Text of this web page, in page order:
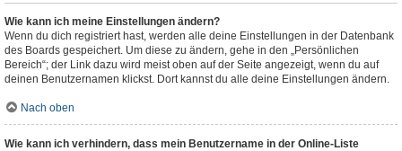
Wie kann ich meine Einstellungen ändern?
Wenn du dich registriert hast, werden alle deine Einstellungen in der Datenbank
des Boards gespeichert. Um diese zu ändern, gehe in den „Persönlichen
Bereich“; der Link dazu wird meist oben auf der Seite angezeigt, wenn du auf
deinen Benutzernamen klickst. Dort kannst du alle deine Einstellungen ändern.
Nach oben
Wie kann ich verhindern, dass mein Benutzername in der Online-Liste